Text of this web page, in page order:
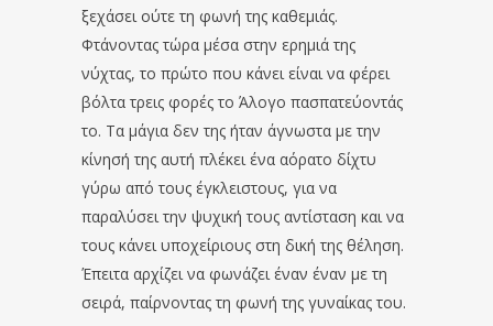
ξεχάσει ούτε τη φωνή της καθεμιάς.
Φτάνοντας τώρα μέσα στην ερημιά της
νύχτας, το πρώτο που κάνει είναι να φέρει
βόλτα τρεις φορές το Άλογο πασπατεύοντάς
το. Τα μάγια δεν της ήταν άγνωστα με την
κίνησή της αυτή πλέκει ένα αόρατο δίχτυ
γύρω από τους έγκλειστους, για να
παραλύσει την ψυχική τους αντίσταση και να
τους κάνει υποχείριους στη δική της θέληση.
Έπειτα αρχίζει να φωνάζει έναν έναν με τη
σειρά, παίρνοντας τη φωνή της γυναίκας του.